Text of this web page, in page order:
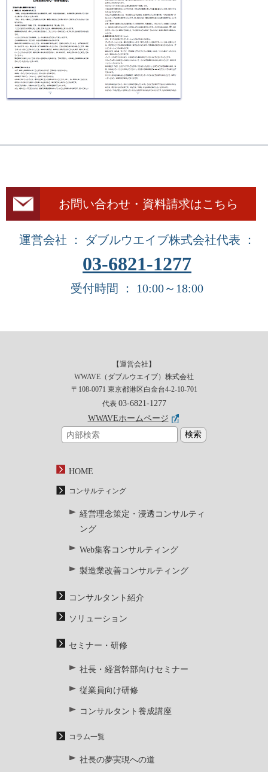
お問い合わせ・資料請求はこちら
運営会社 ： ダブルウエイブ株式会社代表 ：
03-6821-1277
受付時間 ： 10:00～18:00
【運営会社】
WWAVE（ダブルウエイブ）株式会社
〒108-0071 東京都港区白金台4-2-10-701
代表 03-6821-1277
WWAVEホームページ
HOME
コンサルティング
経営理念策定・浸透コンサルティ
ング
Web集客コンサルティング
製造業改善コンサルティング
コンサルタント紹介
ソリューション
セミナー・研修
社長・経営幹部向けセミナー
従業員向け研修
コンサルタント養成講座
コラム一覧
社長の夢実現への道